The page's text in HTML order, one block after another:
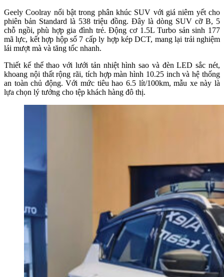
Geely Coolray nổi bật trong phân khúc SUV với giá niêm yết cho
phiên bản Standard là 538 triệu đồng. Đây là dòng SUV cỡ B, 5
chỗ ngồi, phù hợp gia đình trẻ. Động cơ 1.5L Turbo sản sinh 177
mã lực, kết hợp hộp số 7 cấp ly hợp kép DCT, mang lại trải nghiệm
lái mượt mà và tăng tốc nhanh.
Thiết kế thể thao với lưới tản nhiệt hình sao và đèn LED sắc nét,
khoang nội thất rộng rãi, tích hợp màn hình 10.25 inch và hệ thống
an toàn chủ động. Với mức tiêu hao 6.5 lít/100km, mẫu xe này là
lựa chọn lý tưởng cho tệp khách hàng đô thị.